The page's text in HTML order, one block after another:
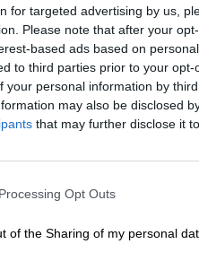
for targeted advertising by us,
Please note that after your
based ads based on
to third parties prior to your
your personal information by
may also be disclosed
that may further disclose it
Opt Outs
of the Sharing of my personal
* Priserna inkluderar lagstadgad
* Priserna inkluderar punktskatt
Beskrivning Information
är
utvecklats för att skicka öl
bort. Det var inte förrän
enorm renässans och är en
bryggerier. Men vad är det
innehåller naturligtvis en